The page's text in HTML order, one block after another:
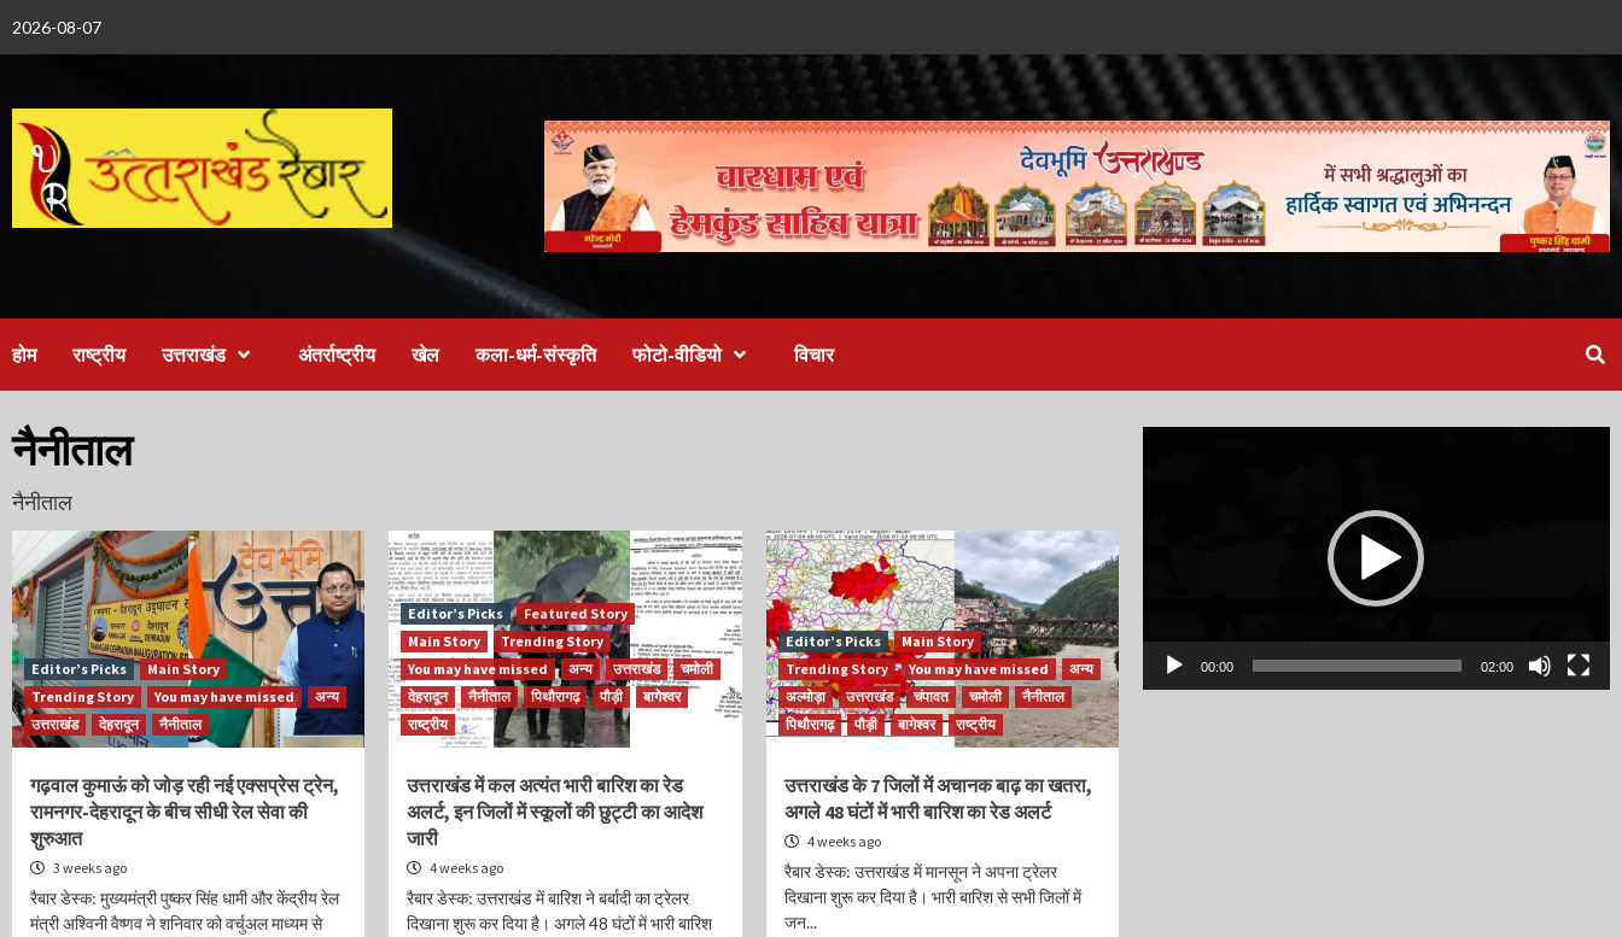
2026-08-07
होम राष्ट्रीय उत्तराखंड अंतर्राष्ट्रीय खेल कला-धर्म-संस्कृति फोटो-वीडियो विचार
नैनीताल
नैनीताल
Editor’s Picks
Main Story
Trending Story
You may have missed
अन्य
उत्तराखंड
देहरादून नैनीताल
गढ़वाल कुमाऊं को जोड़ रही नई एक्सप्रेस ट्रेन,
रामनगर-देहरादून के बीच सीधी रेल सेवा की
शुरुआत
3 weeks ago
रैबार डेस्क: मुख्यमंत्री पुष्कर सिंह धामी और केंद्रीय रेल
मंत्री अश्विनी वैष्णव ने शनिवार को वर्चुअल माध्यम से
Editor’s Picks
Featured Story
Main Story
Trending Story
You may have missed
अन्य उत्तराखंड
चमोली
देहरादून
नैनीताल पिथौरागढ़ पौड़ी
बागेश्वर
राष्ट्रीय
उत्तराखंड में कल अत्यंत भारी बारिश का रेड
अलर्ट, इन जिलों में स्कूलों की छुट्टी का आदेश
जारी
4 weeks ago
रैबार डेस्क: उत्तराखंड में बारिश ने बर्बादी का ट्रेलर
दिखाना शुरू कर दिया है। अगले 48 घंटों में भारी बारिश
Editor’s Picks
Main Story
Trending Story
You may have missed
अन्य
अल्मोड़ा
उत्तराखंड चंपावत चमोली
नैनीताल
पिथौरागढ़
पौड़ी बागेश्वर राष्ट्रीय
उत्तराखंड के 7 जिलों में अचानक बाढ़ का खतरा,
अगले 48 घंटों में भारी बारिश का रेड अलर्ट
4 weeks ago
रैबार डेस्क: उत्तराखंड में मानसून ने अपना ट्रेलर
दिखाना शुरू कर दिया है। भारी बारिश से सभी जिलों में
जन...
00:00 02:00